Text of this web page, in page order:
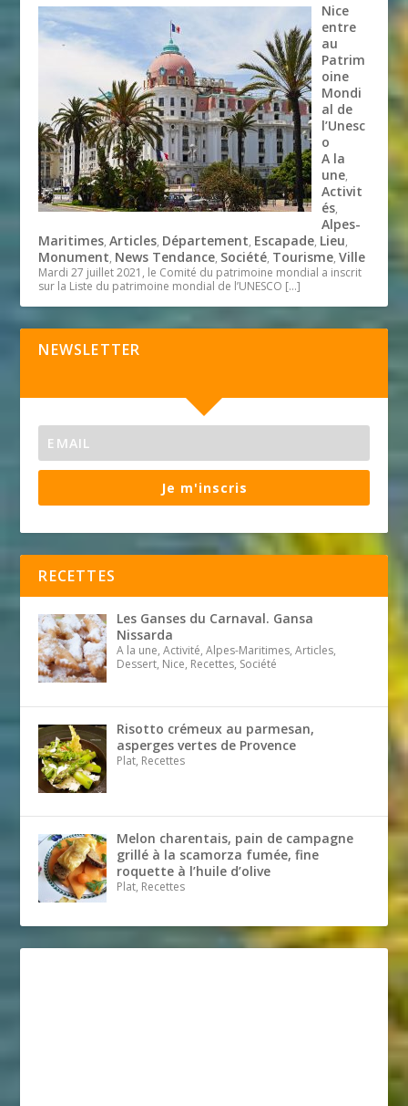
Nice
entre
au
Patrim
oine
Mondi
al de
l’Unesc
o
A la
une,
Activit
és,
Alpes-
Maritimes,Articles, Département, Escapade, Lieu,
Monument, News Tendance, Société, Tourisme,Ville
Mardi 27 juillet 2021, le Comité du patrimoine mondial a inscrit
sur la Liste du patrimoine mondial de l’UNESCO […]
NEWSLETTER
Je m'inscris
RECETTES
Les Ganses du Carnaval. Gansa
Nissarda
A la une, Activité, Alpes-Maritimes, Articles,
Dessert, Nice, Recettes, Société
Risotto crémeux au parmesan,
asperges vertes de Provence
Plat, Recettes
Melon charentais, pain de campagne
grillé à la scamorza fumée, fine
roquette à l’huile d’olive
Plat, Recettes